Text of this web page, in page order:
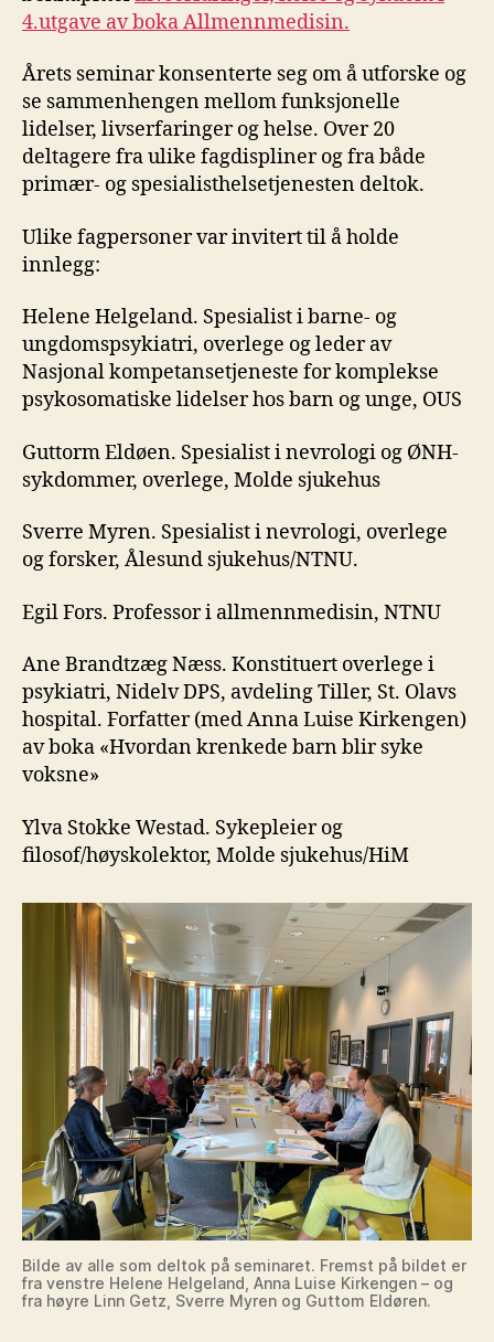
4.utgave av boka Allmennmedisin.
Årets seminar konsenterte seg om å utforske og
se sammenhengen mellom funksjonelle
lidelser, livserfaringer og helse. Over 20
deltagere fra ulike fagdispliner og fra både
primær- og spesialisthelsetjenesten deltok.
Ulike fagpersoner var invitert til å holde
innlegg:
Helene Helgeland. Spesialist i barne- og
ungdomspsykiatri, overlege og leder av
Nasjonal kompetansetjeneste for komplekse
psykosomatiske lidelser hos barn og unge, OUS
Guttorm Eldøen. Spesialist i nevrologi og ØNH-
sykdommer, overlege, Molde sjukehus
Sverre Myren. Spesialist i nevrologi, overlege
og forsker, Ålesund sjukehus/NTNU.
Egil Fors. Professor i allmennmedisin, NTNU
Ane Brandtzæg Næss. Konstituert overlege i
psykiatri, Nidelv DPS, avdeling Tiller, St. Olavs
hospital. Forfatter (med Anna Luise Kirkengen)
av boka «Hvordan krenkede barn blir syke
voksne»
Ylva Stokke Westad. Sykepleier og
filosof/høyskolektor, Molde sjukehus/HiM
Bilde av alle som deltok på seminaret. Fremst på bildet er
fra venstre Helene Helgeland, Anna Luise Kirkengen – og
fra høyre Linn Getz, Sverre Myren og Guttom Eldøren.